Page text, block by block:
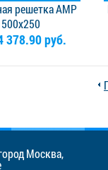
решетка АМР
500x250
378.90 руб.
Москва,